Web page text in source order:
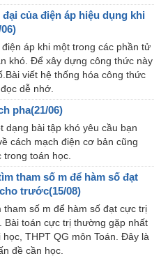
của điện áp hiệu dụng khi
áp khi một trong các phần tử
khó. Để xây dựng công thức này
viết hệ thống hóa công thức
dễ nhớ.
pha(21/06)
dạng bài tập khó yêu cầu bạn
cách mạch điện cơ bản cũng
toán học.
tham số m để hàm số đạt
trước(15/08)
số m để hàm số đạt cực trị
Bài toán cực trị thường gặp nhất
THPT QG môn Toán. Đây là
đề cần học.